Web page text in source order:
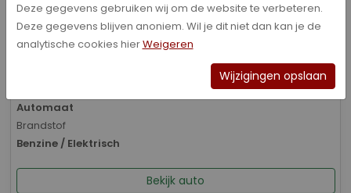
Bouwjaar
01-2026
Kilometerstand
Automaat
Brandstof
Benzine / Elektrisch
Bekijk auto
Deze gegevens gebruiken wij om de website te verbeteren.
Deze gegevens blijven anoniem. Wil je dit niet dan kan je de
analytische cookies hierWeigeren
Wijzigingen opslaan